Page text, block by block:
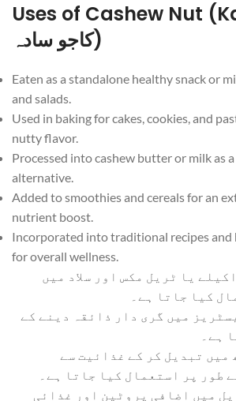
Uses of Cashew Nut
کاجو سادہ)
Eaten as a standalone healthy snack or
and salads.
Used in baking for cakes, cookies, and
nutty flavor.
Processed into cashew butter or milk as
alternative.
Added to smoothies and cereals for an
nutrient boost.
Incorporated into traditional recipes and
for overall wellness.
یا ٹریل مکس اور سلاد میں
کیا جاتا ہے۔
میں گری دار ذائقہ دینے کے
ہے۔
میں تبدیل کر کے غذائیت سے
طور پر استعمال کیا جاتا ہے۔
میں اضافی پروٹین اور غذائی